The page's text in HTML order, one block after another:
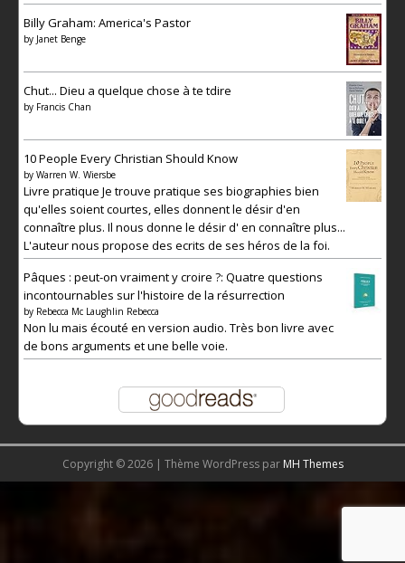
Billy Graham: America's Pastor
by Janet Benge
Chut... Dieu a quelque chose à te tdire
by Francis Chan
10 People Every Christian Should Know
by Warren W. Wiersbe
Livre pratique Je trouve pratique ses biographies bien
qu'elles soient courtes, elles donnent le désir d'en
connaître plus. Il nous donne le désir d' en connaître plus...
L'auteur nous propose des ecrits de ses héros de la foi.
Pâques : peut-on vraiment y croire ?: Quatre questions
incontournables sur l'histoire de la résurrection
by Rebecca Mc Laughlin Rebecca
Non lu mais écouté en version audio. Très bon livre avec
de bons arguments et une belle voie.
Copyright © 2026 | Thème WordPress par MH Themes